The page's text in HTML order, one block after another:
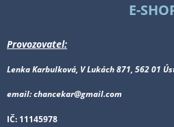
E-
Provozovatel:
Lenka Karbulková, V Lukách 871, 562 01
email: chancekar@gmail.com
IČ: 11145978